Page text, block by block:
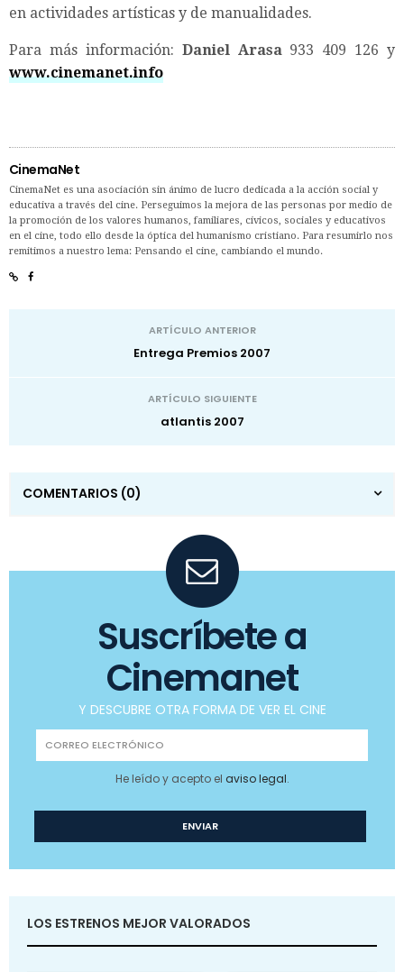
en actividades artísticas y de manualidades.
Para más información: Daniel Arasa933 409 126 y
www.cinemanet.info
CinemaNet
CinemaNet es una asociación sin ánimo de lucro dedicada a la acción social y
educativa a través del cine. Perseguimos la mejora de las personas por medio de
la promoción de los valores humanos, familiares, cívicos, sociales y educativos
en el cine, todo ello desde la óptica del humanismo cristiano. Para resumirlo nos
remitimos a nuestro lema: Pensando el cine, cambiando el mundo.
ARTÍCULO ANTERIOR
Entrega Premios 2007
ARTÍCULO SIGUIENTE
atlantis 2007
COMENTARIOS (0)
Suscríbete a
Cinemanet
Y DESCUBRE OTRA FORMA DE VER EL CINE
He leído y acepto el aviso legal.
LOS ESTRENOS MEJOR VALORADOS